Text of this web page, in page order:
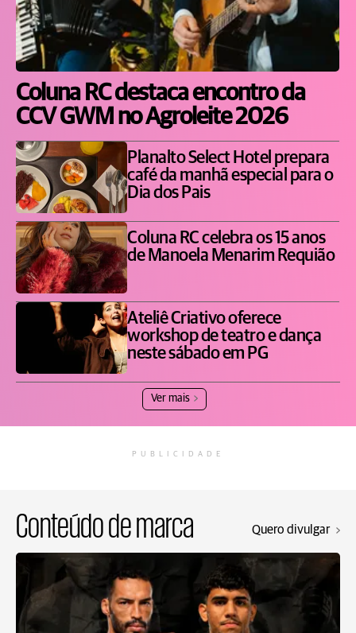
Coluna RC destaca encontro da
CCV GWM no Agroleite 2026
Planalto Select Hotel prepara
café da manhã especial para o
Dia dos Pais
Coluna RC celebra os 15 anos
de Manoela Menarim Requião
Ateliê Criativo oferece
workshop de teatro e dança
neste sábado em PG
Ver mais
PUBLICIDADE
Conteúdo de marca Quero divulgar